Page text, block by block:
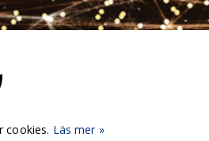
cookies. Läs mer »